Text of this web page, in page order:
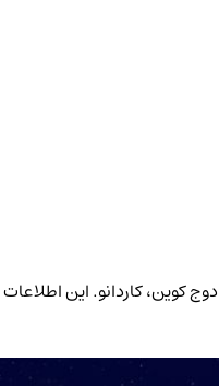
سولانا، بایننس کوین، دوج‌